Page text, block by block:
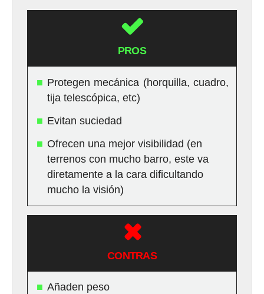
PROS
Protegen mecánica (horquilla, cuadro,
tija telescópica, etc)
Evitan suciedad
Ofrecen una mejor visibilidad (en
terrenos con mucho barro, este va
diretamente a la cara dificultando
mucho la visión)
CONTRAS
Añaden peso